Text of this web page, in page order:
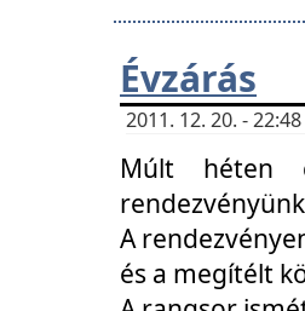
Évzárás
2011. 12. 20. -
Múlt héten
A
és a megítélt